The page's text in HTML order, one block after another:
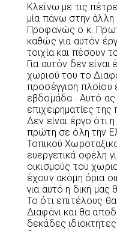
Κλείνω με τις
μία πάνω στην
Προφανώς ο κ.
καθώς για αυτόν
τοιχία και πέσουν
Για αυτόν δεν
χωριού του το
προσέγγιση
εβδομάδα . Αυτό ας
επιχειρηματίες της
Δεν είναι έργο ότι
πρώτη σε όλη την
Τοπικού
ευεργετικά οφέλη
οικισμούς του
έχουν ακόμη όρια
για αυτό η δική μας
Το ότι επιτέλους
Διαφάνι και θα
δεκάδες